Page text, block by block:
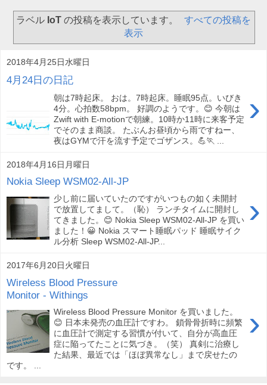
ラベル IoTの投稿を表示しています。
すべての投稿を
表示
2018年4月25日水曜日
4月24日の日記
›
朝は7時起床。 おは。7時起床。睡眠95点。いびき
4分。心拍数58bpm。 好調のようです。😊 今朝は
Zwift with E-motionで朝練。10時か11時に来客予定
でそのまま商談。 たぶんお昼頃から雨ですねー、
夜はGYMで汗を流す予定でゴザンス。💪🏃 ...
2018年4月16日月曜日
Nokia Sleep WSM02-All-JP
›
少し前に届いていたのですがいつもの如く未開封
で放置してまして。（恥） ランチタイムに開封し
てきました。😊 Nokia Sleep WSM02-All-JP を買い
ました！😀 Nokia スマート睡眠パッド 睡眠サイク
ル分析 Sleep WSM02-All-JP...
2017年6月20日火曜日
Wireless Blood Pressure
Monitor - Withings
›
Wireless Blood Pressure Monitor を買いました。
😊 日本未発売の血圧計ですわ。 鎖骨骨折時に頻繁
に血圧計で測定する習慣が付いて、自分が高血圧
症に陥ってたことに気づき。（笑） 真剣に治療し
た結果、最近では「ほぼ異常なし」まで戻せたの
です。 ...